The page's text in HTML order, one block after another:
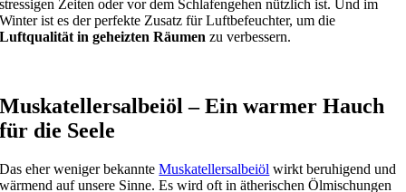
stressigen Zeiten oder vor dem Schlafengehen nützlich ist. Und im
Winter ist es der perfekte Zusatz für Luftbefeuchter, um die
Luftqualität in geheizten Räumen zu verbessern.
Muskatellersalbeiöl– Ein warmer Hauch
für die Seele
Das eher weniger bekannteMuskatellersalbeiöl wirkt beruhigend und
wärmend auf unsere Sinne. Es wird oft in ätherischen Ölmischungen